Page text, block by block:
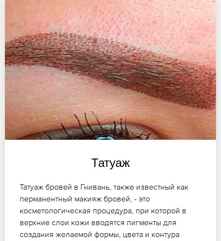
Татуаж
Татуаж бровей в Гнивань, также известный как
перманентный макияж бровей, - это
косметологическая процедура, при которой в
верхние слои кожи вводятся пигменты для
создания желаемой формы, цвета и контура